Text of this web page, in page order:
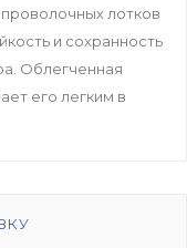
лотков
и сохранность
Облегченная
его легким в